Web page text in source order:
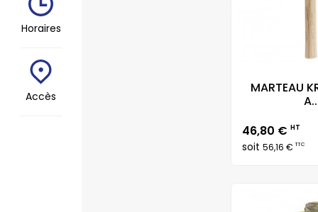
MARTEAU
Prix
46,80 € HT
soit 56,16 €TTC
Horaires
Accès